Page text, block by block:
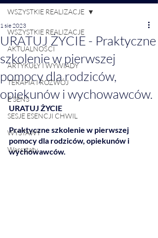
WSZYSTKIE REALIZACJE
AKTUALNOŚCI
ARTYKUŁY I WYWIADY
TERAPIA I ROZWÓJ
E SENS
SESJE ESENCJI CHWIL
WYSTAWY
Warsztaty
WSZYSTKIE REALIZACJE
URATUJ ŻYCIE - Praktyczne
szkolenie w pierwszej
pomocy dla rodziców,
opiekunów i wychowawców.
1 sie 2023
URATUJ ŻYCIE
Praktyczne szkolenie w pierwszej
pomocy dla rodziców, opiekunów i
wychowawców.